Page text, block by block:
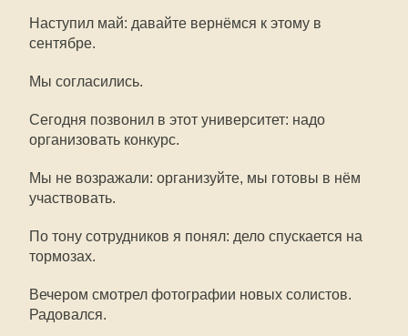
Наступил май: давайте вернёмся к этому в
сентябре.
Мы согласились.
Сегодня позвонил в этот университет: надо
организовать конкурс.
Мы не возражали: организуйте, мы готовы в нём
участвовать.
По тону сотрудников я понял: дело спускается на
тормозах.
Вечером смотрел фотографии новых солистов.
Радовался.